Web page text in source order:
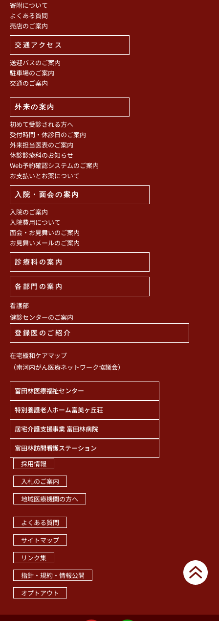
寄附について
よくある質問
売店のご案内
交通アクセス
送迎バスのご案内
駐車場のご案内
交通のご案内
外来の案内
初めて受診される方へ
受付時間・休診日のご案内
外来担当医表のご案内
休診診療科のお知らせ
Web予約確認システムのご案内
お支払いとお薬について
入院・面会の案内
入院のご案内
入院費用について
面会・お見舞いのご案内
お見舞いメールのご案内
診療科の案内
各部門の案内
看護部
健診センターのご案内
登録医のご紹介
在宅緩和ケアマップ
（南河内がん医療ネットワーク協議会）
富田林医療福祉センター
特別養護老人ホーム富美ヶ丘荘
居宅介護支援事業 富田林病院
富田林訪問看護ステーション
採用情報
入札のご案内
地域医療機関の方へ
よくある質問
サイトマップ
リンク集
指針・規約・情報公開
オプトアウト